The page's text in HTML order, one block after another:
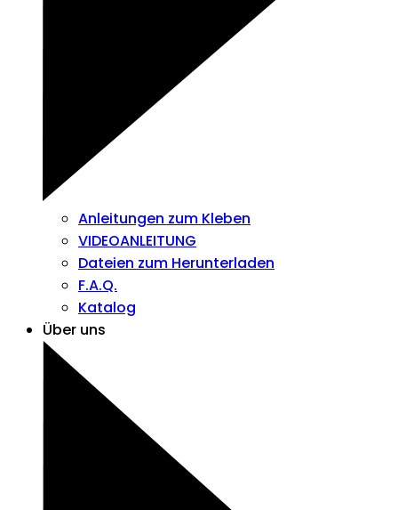
Anleitungen zum Kleben
VIDEOANLEITUNG
Dateien zum Herunterladen
F.A.Q.
Katalog
Über uns